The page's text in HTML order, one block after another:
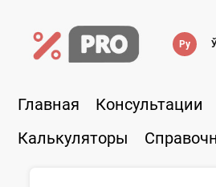
Ру
Главная Консультации
Калькуляторы